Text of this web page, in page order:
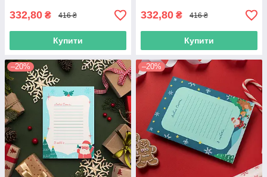
332,80 ₴ 416 ₴
Купити
332,80 ₴ 416 ₴
Купити
–20% –20%